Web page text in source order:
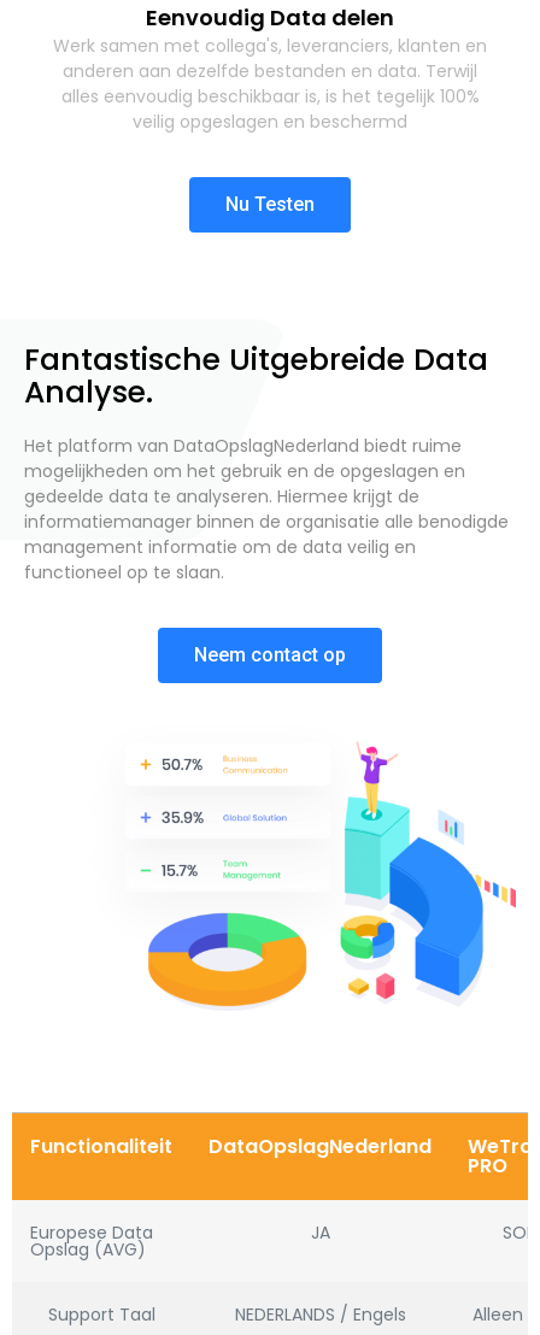
Eenvoudig Data delen
Werk samen met collega's, leveranciers, klanten en
anderen aan dezelfde bestanden en data. Terwijl
alles eenvoudig beschikbaar is, is het tegelijk 100%
veilig opgeslagen en beschermd
Nu Testen
Fantastische Uitgebreide Data
Analyse.
Het platform van DataOpslagNederland biedt ruime
mogelijkheden om het gebruik en de opgeslagen en
gedeelde data te analyseren. Hiermee krijgt de
informatiemanager binnen de organisatie alle benodigde
management informatie om de data veilig en
functioneel op te slaan.
Neem contact op
Functionaliteit DataOpslagNederland
PRO
Europese Data
Opslag (AVG)
JA
Support Taal NEDERLANDS / Engels Alleen